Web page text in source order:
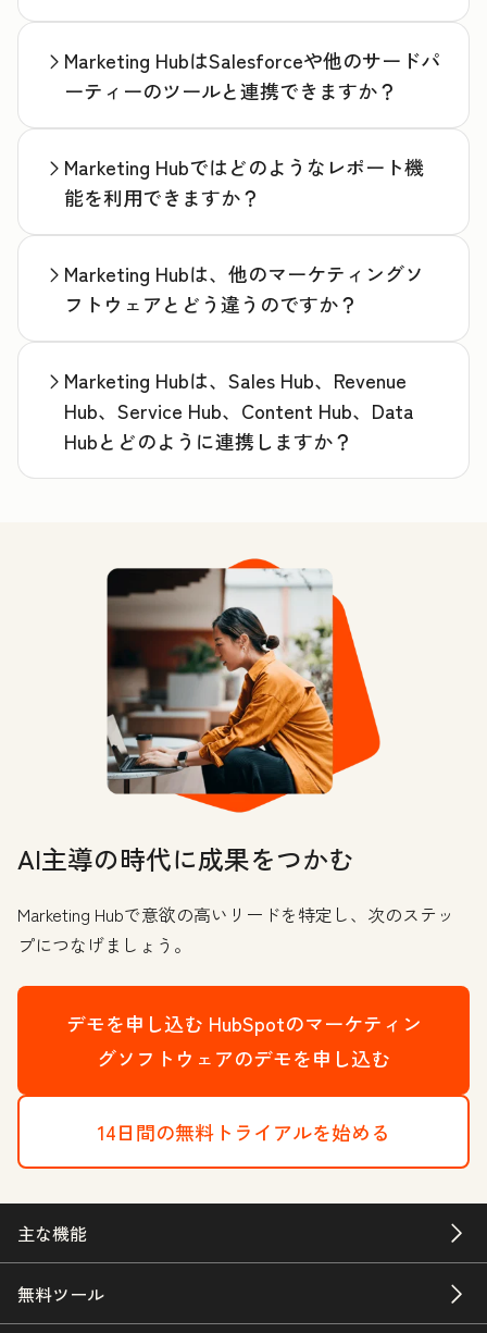
Marketing HubはSalesforceや他のサードパ
ーティーのツールと連携できますか？
Marketing Hubではどのようなレポート機
能を利用できますか？
Marketing Hubは、他のマーケティングソ
フトウェアとどう違うのですか？
Marketing Hubは、Sales Hub、Revenue
Hub、Service Hub、Content Hub、Data
Hubとどのように連携しますか？
AI主導の時代に成果をつかむ
Marketing Hubで意欲の高いリードを特定し、次のステッ
プにつなげましょう。
デモを申し込む HubSpotのマーケティン
グソフトウェアのデモを申し込む
14日間の無料トライアルを始める
主な機能
無料ツール